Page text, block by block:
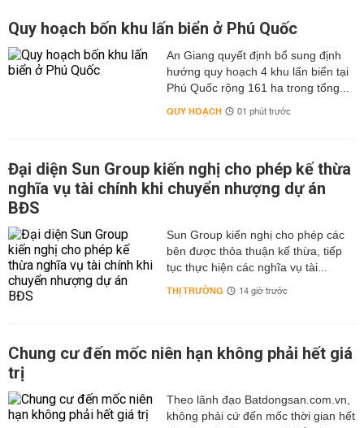
Quy hoạch bốn khu lấn biển ở Phú Quốc
An Giang quyết định bổ sung định
hướng quy hoạch 4 khu lấn biển tại
Phú Quốc rộng 161 ha trong tổng...
QUY HOẠCH 01 phút trước
Đại diện Sun Group kiến nghị cho phép kế thừa
nghĩa vụ tài chính khi chuyển nhượng dự án
BĐS
Sun Group kiến nghị cho phép các
bên được thỏa thuận kế thừa, tiếp
tục thực hiện các nghĩa vụ tài...
THỊ TRƯỜNG 14 giờ trước
Chung cư đến mốc niên hạn không phải hết giá
trị
Theo lãnh đạo Batdongsan.com.vn,
không phải cứ đến mốc thời gian hết